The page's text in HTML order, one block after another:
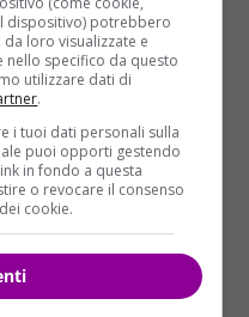
gli elementi
a 37 anni di
militari
SEC indaga sulla
dispositivo) potrebbero
loro visualizzate e
nello specifico da questo
utilizzare dati di
.
i tuoi dati personali sulla
puoi opporti gestendo
in fondo a questa
o revocare il consenso
cookie.